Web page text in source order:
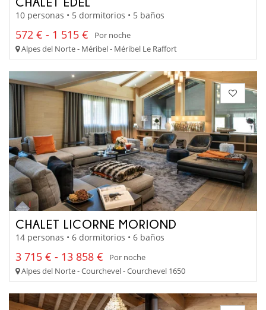
10 personas • 5 dormitorios • 5 baños
572 € - 1 515 €
Por noche
Alpes del Norte - Méribel - Méribel Le Raffort
CHALET LICORNE MORIOND
14 personas • 6 dormitorios • 6 baños
3 715 € - 13 858 €
Por noche
Alpes del Norte - Courchevel - Courchevel 1650